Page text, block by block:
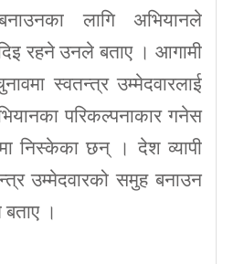
लागि अभियानले
रहने उनले बताए । आगामी
स्वतन्त्र उम्मेदवारलाई
परिकल्पनाकार गनेस
निस्केका छन् । देश व्यापी
उम्मेदवारको समुह बनाउन
।